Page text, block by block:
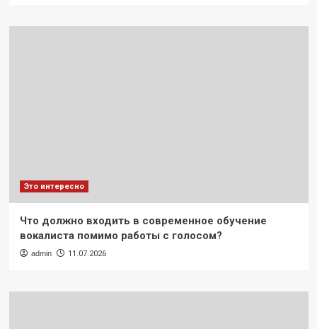
Это интересно
Что должно входить в современное обучение
вокалиста помимо работы с голосом?
admin 11.07.2026